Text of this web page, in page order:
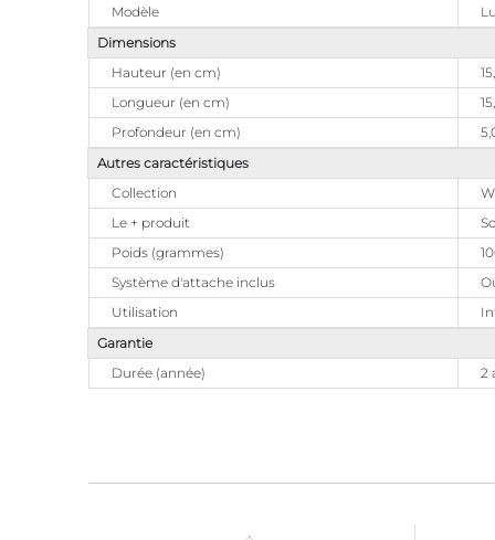
Modèle
Dimensions
Hauteur (en cm)
Longueur (en cm)
Profondeur (en cm)
Autres caractéristiques
Collection
Le + produit
Poids (grammes)
Système d'attache inclus
Utilisation
Garantie
Durée (année)
2